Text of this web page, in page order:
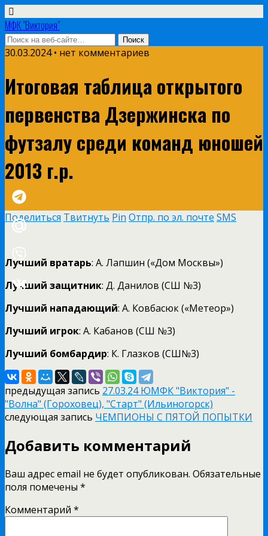
МФК "Виктория"
30.03.2024 • нет комментариев
Итоговая таблица открытого
первенства Дзержинска по
футзалу среди команд юношей
2013 г.р.
Поделиться Твитнуть Pin Отпр. по эл. почте SMS
Лучший вратарь: А. Лапшин («Дом Москвы»)
Лучший защитник: Д. Данилов (СШ №3)
Лучший нападающий: А. Ковбасюк («Метеор»)
Лучший игрок: А. Кабанов (СШ №3)
Лучший бомбардир: К. Глазков (СШ№3)
предыдущая запись 27.03.24 ЮМФК "Виктория" -
"Волна" (Гороховец), "Старт" (Ильиногорск)
следующая запись ЧЕМПИОНЫ С ПЯТОЙ ПОПЫТКИ
Добавить комментарий
Ваш адрес email не будет опубликован. Обязательные
поля помечены *
Комментарий *